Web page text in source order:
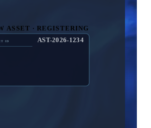
ASSET · REGISTERING
ID AST-2026-1234